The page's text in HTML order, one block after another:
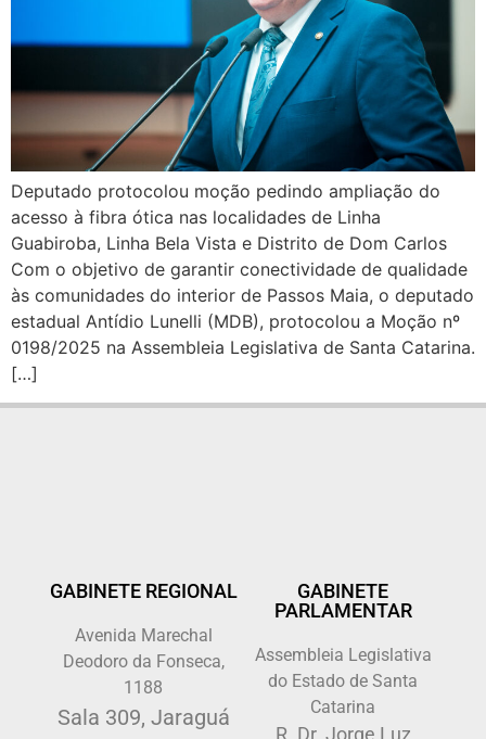
Deputado protocolou moção pedindo ampliação do
acesso à fibra ótica nas localidades de Linha
Guabiroba, Linha Bela Vista e Distrito de Dom Carlos
Com o objetivo de garantir conectividade de qualidade
às comunidades do interior de Passos Maia, o deputado
estadual Antídio Lunelli (MDB), protocolou a Moção nº
0198/2025 na Assembleia Legislativa de Santa Catarina.
[…]
GABINETE REGIONAL
Avenida Marechal
Deodoro da Fonseca,
1188
Sala 309, Jaraguá
GABINETE
PARLAMENTAR
Assembleia Legislativa
do Estado de Santa
Catarina
R. Dr. Jorge Luz